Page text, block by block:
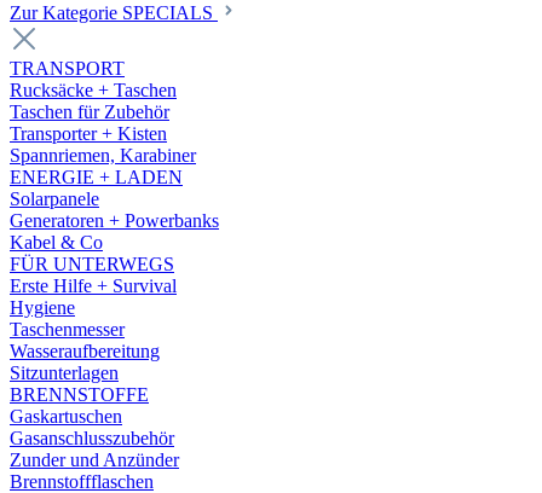
Zur Kategorie SPECIALS
TRANSPORT
Rucksäcke + Taschen
Taschen für Zubehör
Transporter + Kisten
Spannriemen, Karabiner
ENERGIE + LADEN
Solarpanele
Generatoren + Powerbanks
Kabel & Co
FÜR UNTERWEGS
Erste Hilfe + Survival
Hygiene
Taschenmesser
Wasseraufbereitung
Sitzunterlagen
BRENNSTOFFE
Gaskartuschen
Gasanschlusszubehör
Zunder und Anzünder
Brennstoffflaschen